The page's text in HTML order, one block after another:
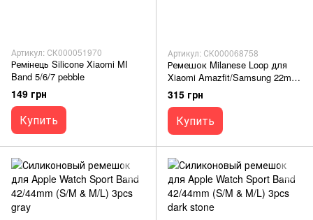
Артикул: СК000051970
Ремінець Silicone Xiaomi MI
Band 5/6/7 pebble
149 грн
Купить
Артикул: СК000068758
Ремешок Milanese Loop для
Xiaomi Amazfit/Samsung 22mm
bronze
315 грн
Купить